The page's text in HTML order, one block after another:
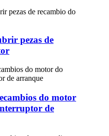
pezas de
do motor
de